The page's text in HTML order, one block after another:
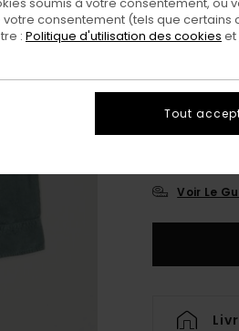
Voir Le
consentement (tels que certains
: Politique d'utilisation des cookies et
Tout